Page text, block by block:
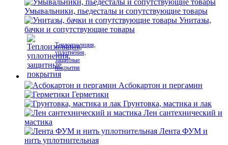
Умывальники, пьедесталы и сопутствующие товары
Унитазы,
бачки и сопутствующие товары
Теплоизоляция,
уплотнения,
защитные
покрытия
Асбокартон и пергамин
Герметики
Грунтовка, мастика и лак
Лен сантехнический и
мастика
Лента ФУМ и
нить уплотнительная